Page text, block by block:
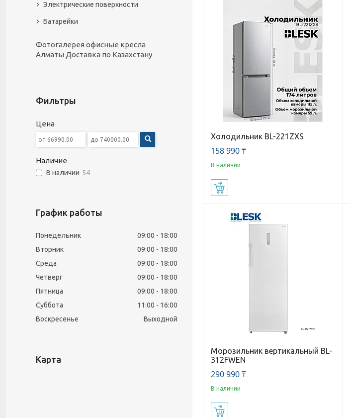
Холодильник BL-221ZXS
158 990 ₸
В наличии
Морозильник вертикальный BL-
312FWEN
290 990 ₸
В наличии
Электрические поверхности
Батарейки
Фотогалерея офисные кресла
Алматы Доставка по Казахстану
Фильтры
Цена
Наличие
В наличии 54
График работы
Понедельник 09:00
18:00
Вторник
09:00
18:00
Среда
09:00
18:00
Четверг
09:00
18:00
Пятница
09:00
18:00
Суббота
11:00
16:00
Воскресенье
Выходной
Карта